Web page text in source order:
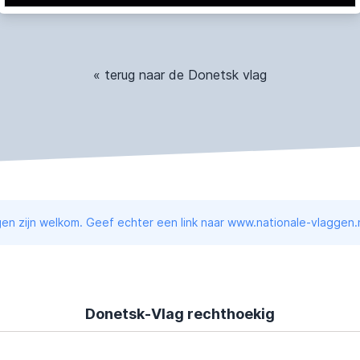
« terug naar de Donetsk vlag
zijn welkom. Geef echter een link naar www.nationale-
Donetsk-Vlag rechthoekig